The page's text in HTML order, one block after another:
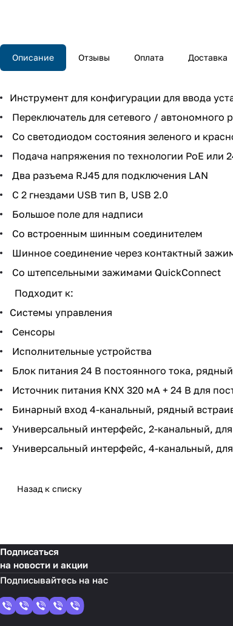
Описание Отзывы Оплата Доставка
Инструмент для конфигурации для ввода
Переключатель для сетевого / автономного
Со светодиодом состояния зеленого и
Подача напряжения по технологии PoE или
Два разъема RJ45 для подключения LAN
С 2 гнездами USB тип B, USB 2.0
Большое поле для надписи
Со встроенным шинным соединителем
Шинное соединение через контактный
Со штепсельными зажимами QuickConnect
Подходит к:
Системы управления
Сенсоры
Исполнительные устройства
Блок питания 24 В постоянного тока,
Источник питания KNX 320 мA + 24 В для
Бинарный вход 4-канальный, рядный
Универсальный интерфейс, 2-канальный,
Универсальный интерфейс, 4-канальный,
Назад к списку
Подписаться
на новости и акции